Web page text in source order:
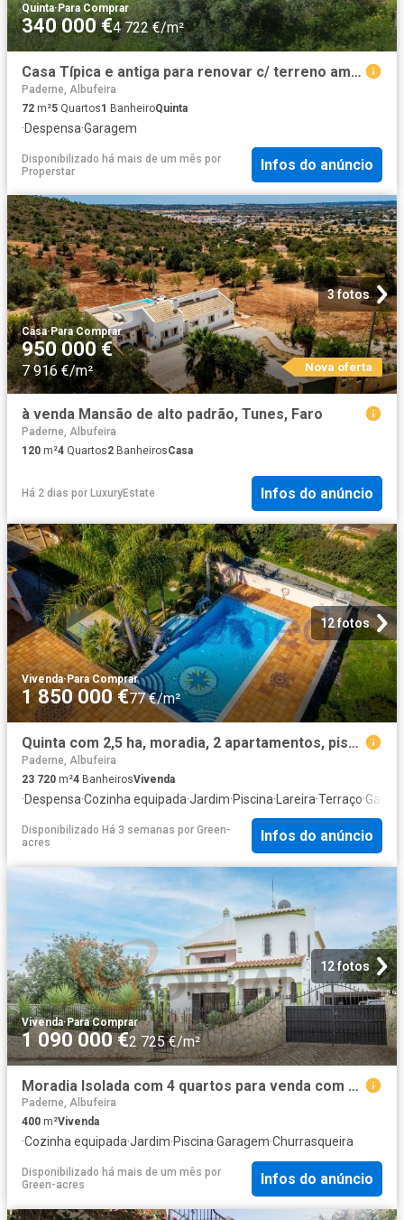
Quinta·Para Comprar
340 000 €4 722 €/m²
Casa Típica e antiga para renovar c/ terreno amplo
Paderne, Albufeira
72 m²5 Quartos1 BanheiroQuinta
·Despensa·Garagem
Disponibilizado há mais de um mês por
Properstar
Infos do anúncio
3 fotos
Casa·Para Comprar
950 000 €
7 916 €/m² Nova oferta
à venda Mansão de alto padrão, Tunes, Faro
Paderne, Albufeira
120 m²4 Quartos2 BanheirosCasa
Há 2 dias por LuxuryEstate Infos do anúncio
12 fotos
Vivenda·Para Comprar
1 850 000 €77 €/m²
Quinta com 2,5 ha, moradia, 2 apartamentos, piscina, no Alga. 0m² Paderne
Paderne, Albufeira
23 720 m²4 BanheirosVivenda
·Despensa·Cozinha equipada·Jardim·Piscina· Lareira·Terraço·
Disponibilizado Há 3 semanas por Green-
acres
Infos do anúncio
12 fotos
Vivenda·Para Comprar
1 090 000 €2 725 €/m²
Moradia Isolada com 4 quartos para venda com Piscina, em Pad. 400m² Paderne
Paderne, Albufeira
400 m²Vivenda
·Cozinha equipada·Jardim·Piscina·Garagem·Churrasqueira
Disponibilizado há mais de um mês por
Green-acres
Infos do anúncio